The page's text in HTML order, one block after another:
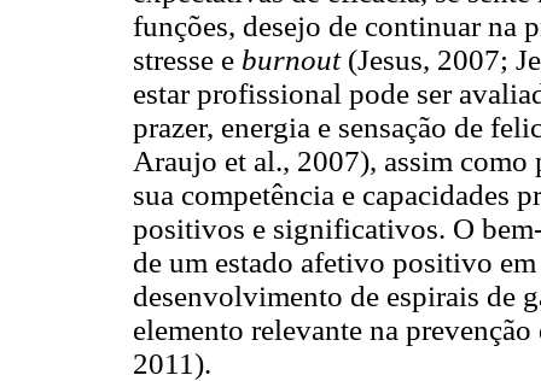
funções, desejo de continuar na
stresse e burnout(Jesus, 2007;
estar profissional pode ser
prazer, energia e sensação de
Araujo et al., 2007), assim como
sua competência e capacidades
positivos e significativos. O
de um estado afetivo positivo
desenvolvimento de espirais de
elemento relevante na
2011).